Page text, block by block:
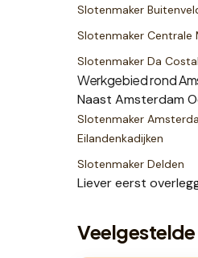
Slotenmaker
Slotenmaker Centrale
Slotenmaker Da
Werkgebied rond
Naast Amsterdam
Slotenmaker
Eilandenkadijken
Slotenmaker Delden
Liever eerst